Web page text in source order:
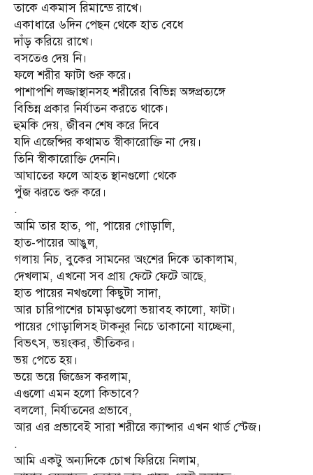
তাকে একমাস রিমান্ডে রাখে।
একাধারে ৬দিন পেছন থেকে হাত বেধে
দাঁড় করিয়ে রাখে।
বসতেও দেয় নি।
ফলে শরীর ফাটা শুরু করে।
পাশাপশি লজ্জাস্থানসহ শরীরের বিভিন্ন অঙ্গপ্রত্যঙ্গে
বিভিন্ন প্রকার নির্যাতন করতে থাকে।
হুমকি দেয়, জীবন শেষ করে দিবে
যদি এজেন্সির কথামত স্বীকারোক্তি না দেয়।
তিনি স্বীকারোক্তি দেননি।
আঘাতের ফলে আহত স্থানগুলো থেকে
পুঁজ ঝরতে শুরু করে।
.
আমি তার হাত, পা, পায়ের গোড়ালি,
হাত-পায়ের আঙুল,
গলায় নিচ, বুকের সামনের অংশের দিকে তাকালাম,
দেখলাম, এখনো সব প্রায় ফেটে ফেটে আছে,
হাত পায়ের নখগুলো কিছুটা সাদা,
আর চারিপাশের চামড়াগুলো ভয়াবহ কালো, ফাটা।
পায়ের গোড়ালিসহ টাকনুর নিচে তাকানো যাচ্ছেনা,
বিভৎস, ভয়ংকর, ভীতিকর।
ভয় পেতে হয়।
ভয়ে ভয়ে জিজ্ঞেস করলাম,
এগুলো এমন হলো কিভাবে?
বললো, নির্যাতনের প্রভাবে,
আর এর প্রভাবেই সারা শরীরে ক্যান্সার এখন থার্ড স্টেজ।
.
আমি একটু অন্যদিকে চোখ ফিরিয়ে নিলাম,